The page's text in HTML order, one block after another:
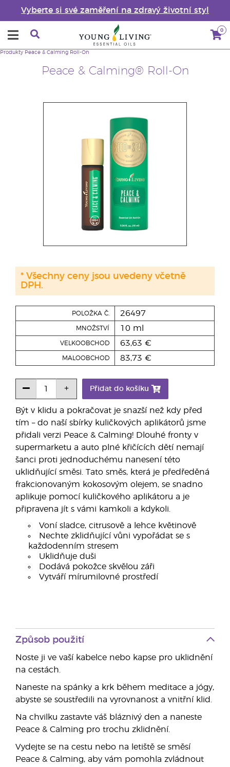
Vyberte si své zaměření na zdravý životní styl
0
Peace & Calming® Roll-On
Produkty Peace & Calming Roll-On
Být v klidu a pokračovat je snazší než kdy před
tím – do naší sbírky kuličkových aplikátorů jsme
přidali verzi Peace & Calming! Dlouhé fronty v
supermarketu a auto plné křičících dětí nemají
šanci proti jednoduchému nanesení této
uklidňující směsi. Tato směs, která je předředěná
frakcionovaným kokosovým olejem, se snadno
aplikuje pomocí kuličkového aplikátoru a je
připravena jít s vámi kamkoli a kdykoli.
Voní sladce, citrusově a lehce květinově
Nechte zklidňující vůni vypořádat se s
každodenním stresem
Uklidňuje duši
Dodává pokožce skvělou záři
Vytváří mírumilovné prostředí
POLOŽKA Č. 26497
MNOŽSTVÍ 10 ml
VELKOOBCHOD 63,63 €
MALOOBCHOD 83,73 €
Přidat do košíku
* Všechny ceny jsou uvedeny včetně
DPH.
Způsob použití
Noste ji ve vaší kabelce nebo kapse pro uklidnění
na cestách.
Naneste na spánky a krk během meditace a jógy,
abyste se soustředili na vyrovnanost a vnitřní klid.
Na chvilku zastavte váš bláznivý den a naneste
Peace & Calming pro trochu zklidnění.
Vydejte se na cestu nebo na letiště se směsí
Peace & Calming, aby vám pomohla zvládnout